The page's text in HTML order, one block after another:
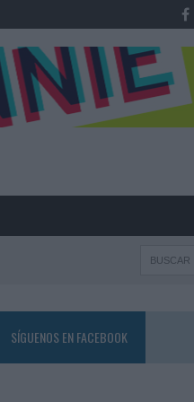
SÍGUENOS EN FACEBOOK